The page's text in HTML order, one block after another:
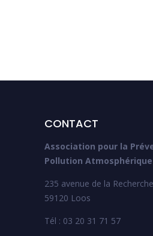
CONTACT
Association pour la
Pollution Atmosphérique
235 avenue de la Recherche
59120 Loos
Tél : 03 20 31 71 57